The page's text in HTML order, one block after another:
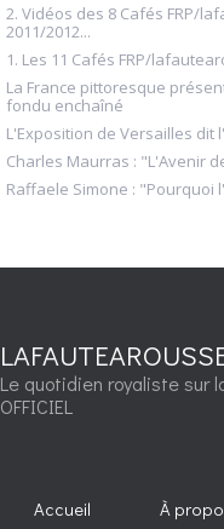
2. Vidéos des 8 Cafés FRP/
2011/2012...
1. Les 11 Cafés FRP/
La France pittoresque
fondu enchaîné
L'Exposition de Versailles dit
Charles Maurras : "L'Avenir
Raffaele Simone :
Le quotidien royaliste sur
OFFICIEL
Accueil À